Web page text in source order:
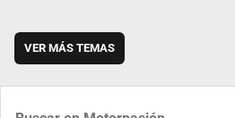
VER MÁS TEMAS